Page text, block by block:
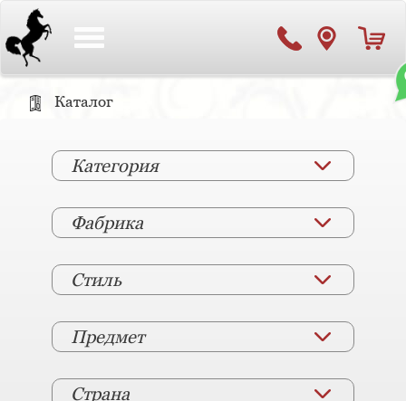
Каталог
Категория
Фабрика
Стиль
Предмет
Страна